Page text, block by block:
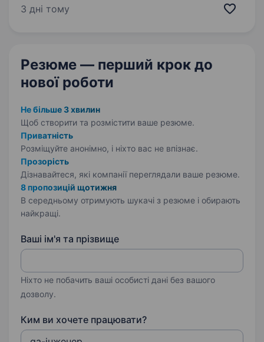
Відкриваємо пошук на посаду фахівця
3 дні тому
Резюме — перший крок до
нової роботи
Не більше 3 хвилин
Щоб створити та розмістити ваше резюме.
Приватність
Розміщуйте анонімно, і ніхто вас не впізнає.
Прозорість
Дізнавайтеся, які компанії переглядали ваше резюме.
8 пропозицій щотижня
В середньому отримують шукачі з резюме і обирають
найкращі.
Ваші ім'я та прізвище
Ніхто не побачить ваші особисті дані без вашого
дозволу.
Ким ви хочете працювати?